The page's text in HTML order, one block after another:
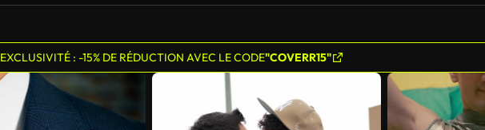
EXCLUSIVITÉ : -15% DE RÉDUCTION AVEC LE CODE"COVERR15"